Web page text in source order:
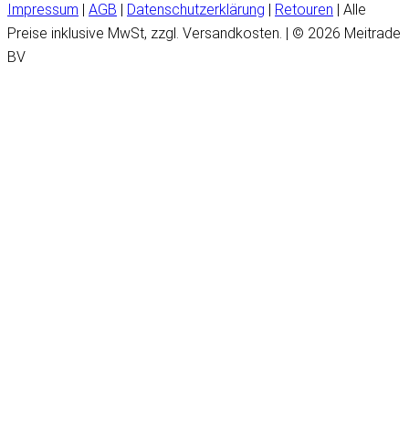
Impressum AGB Datenschutzerklärung Retouren | Alle
Preise inklusive MwSt, zzgl. Versandkosten. | © 2026 Meitrade
BV